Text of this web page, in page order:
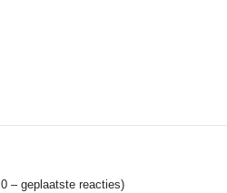
– geplaatste reacties)